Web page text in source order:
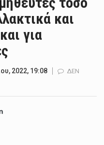
και
για
2022, 19:08
ΔΕΝ